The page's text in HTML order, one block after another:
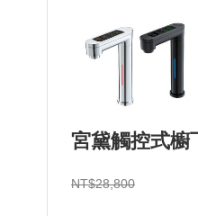
NT$28,800